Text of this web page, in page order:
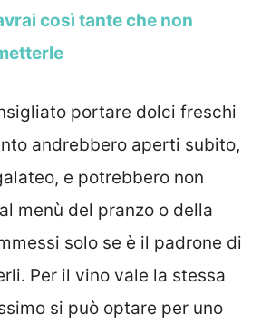
così tante che non
portare dolci freschi
andrebbero aperti subito,
e potrebbero non
menù del pranzo o della
solo se è il padrone di
Per il vino vale la stessa
si può optare per uno